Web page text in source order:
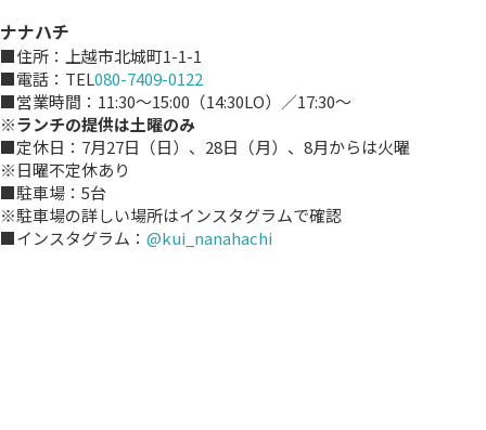
ナナハチ
■住所：上越市北城町1-1-1
■電話：TEL080-7409-0122
■営業時間：11:30～15:00（14:30LO）／17:30～
※ランチの提供は土曜のみ
■定休日：7月27日（日）、28日（月）、8月からは火曜
※日曜不定休あり
■駐車場：5台
※駐車場の詳しい場所はインスタグラムで確認
■インスタグラム： @kui_nanahachi